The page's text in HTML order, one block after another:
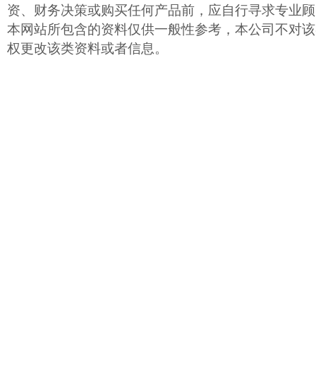
资、财务决策或购买任何产品前，应自行寻求专业
本网站所包含的资料仅供一般性参考，本公司不对
权更改该类资料或者信息。